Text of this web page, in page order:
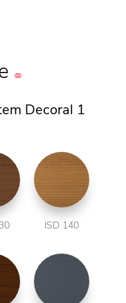
Decoral 1
ISD 140